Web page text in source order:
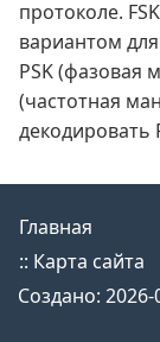
протоколе.
вариантом
PSK (фазовая
(частотная
декодировать
Главная
:: Карта сайта
Создано: